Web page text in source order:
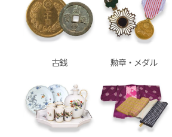
古銭 勲章・メダル